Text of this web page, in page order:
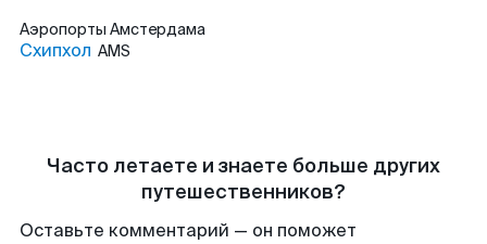
Аэропорты Амстердама
Схипхол AMS
Часто летаете и знаете больше других
путешественников?
Оставьте комментарий — он поможет